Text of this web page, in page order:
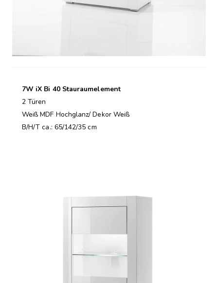
7W iX Bi 40 Stauraumelement
2 Türen
Weiß MDF Hochglanz/ Dekor Weiß
B/H/T ca.: 65/142/35 cm